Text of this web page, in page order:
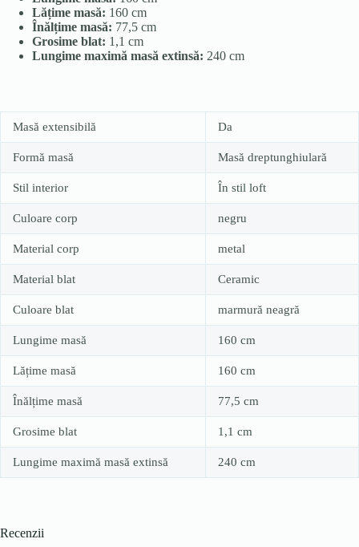
Lățime masă: 160 cm
Înălțime masă: 77,5 cm
Grosime blat: 1,1 cm
Lungime maximă masă extinsă: 240 cm
Masă extensibilă Da
Formă masă Masă dreptunghiulară
Stil interior În stil loft
Culoare corp negru
Material corp metal
Material blat Ceramic
Culoare blat marmură neagră
Lungime masă 160 cm
Lățime masă 160 cm
Înălțime masă 77,5 cm
Grosime blat 1,1 cm
Lungime maximă masă extinsă 240 cm
Recenzii